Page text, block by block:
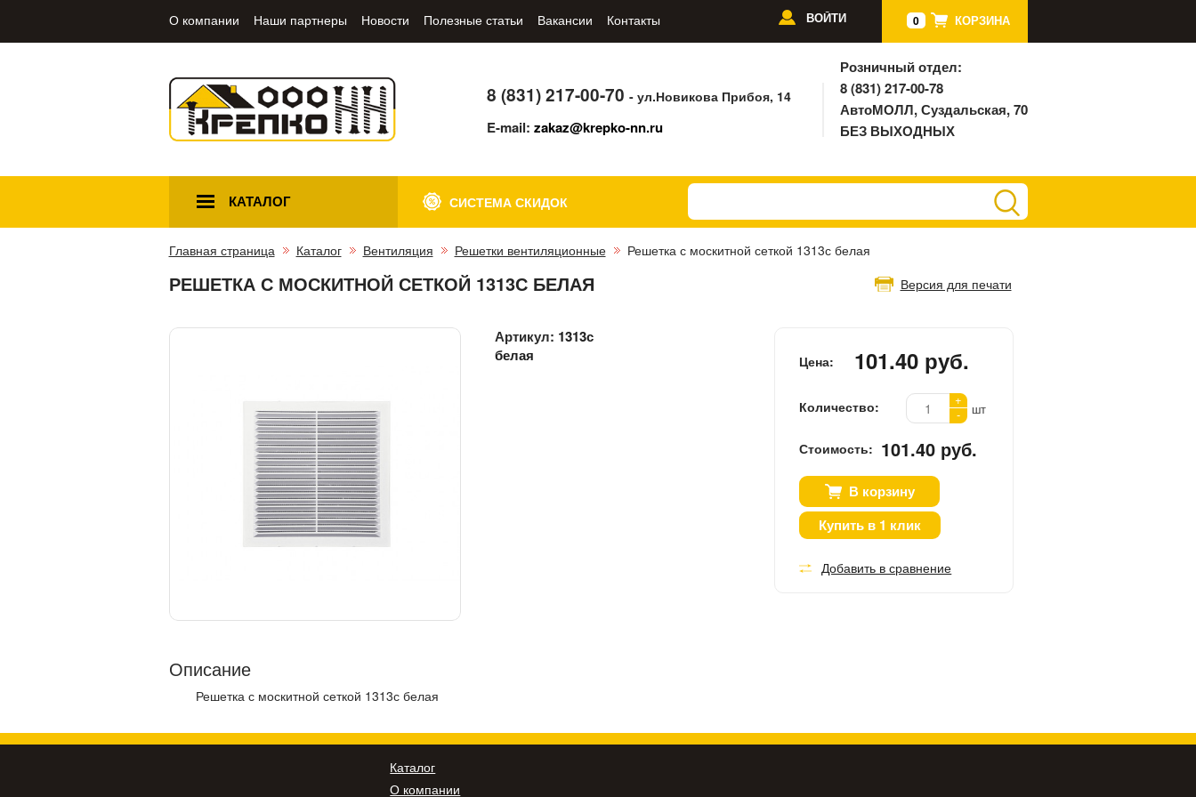
О компании Наши партнеры Новости Полезные статьи Вакансии Контакты 0 КОРЗИНА
ВОЙТИ
8 (831) 217-00-70- ул.Новикова Прибоя, 14
E-mail:zakaz@krepko-nn.ru
Розничный отдел:
8 (831) 217-00-78
АвтоМОЛЛ, Суздальская, 70
БЕЗ ВЫХОДНЫХ
КАТАЛОГ СИСТЕМА СКИДОК
Главная страница Каталог Вентиляция Решетки вентиляционные
Решетка с москитной сеткой 1313с белая
Версия для печати
РЕШЕТКА С МОСКИТНОЙ СЕТКОЙ 1313С БЕЛАЯ
Артикул: 1313с
белая
Цена: 101.40 руб.
Количество:
+
-
шт
Стоимость: 101.40 руб.
В корзину
Купить в 1 клик
Добавить в сравнение
Описание
Решетка с москитной сеткой 1313с белая
Каталог
О компании